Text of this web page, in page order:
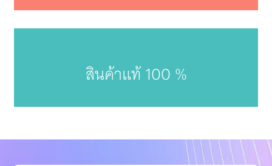
สินค้าแท้ 100 %